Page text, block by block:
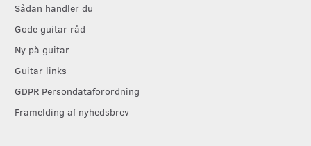
Sådan handler du
Gode guitar råd
Ny på guitar
Guitar links
GDPR Persondataforordning
Framelding af nyhedsbrev